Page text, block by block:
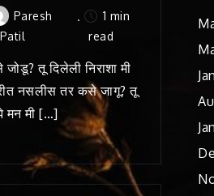
Paresh
Patil
1 min
read
तू दिलेली निराशा मी
नसलीस तर कसे जागू? तू
मन मी […]